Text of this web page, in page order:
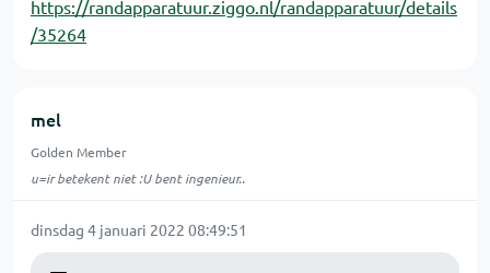
https://randapparatuur.ziggo.nl/randapparatuur/details
/35264
mel
Golden Member
u=ir betekent niet :U bent ingenieur..
dinsdag 4 januari 2022 08:49:51